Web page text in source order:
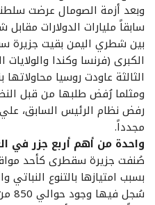
وبعد أزمة الصومال عرضت
سابقاً مليارات الدولارات
بين شطري اليمن بقيت جزيرة
الكبرى (فرنسا وكندا
الثالثة عاودت روسيا
ومثلما رُفض طلبها من قبل
رفض نظام الرئيس السابق،
مجدداً.
واحدة من أهم أربع جزر في
بسبب امتيازها بالتنوع